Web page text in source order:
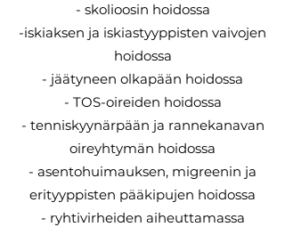
- skolioosin hoidossa
-iskiaksen ja iskiastyyppisten vaivojen
hoidossa
- jäätyneen olkapään hoidossa
- TOS-oireiden hoidossa
- tenniskyynärpään ja rannekanavan
oireyhtymän hoidossa
- asentohuimauksen, migreenin ja
erityyppisten pääkipujen hoidossa
- ryhtivirheiden aiheuttamassa